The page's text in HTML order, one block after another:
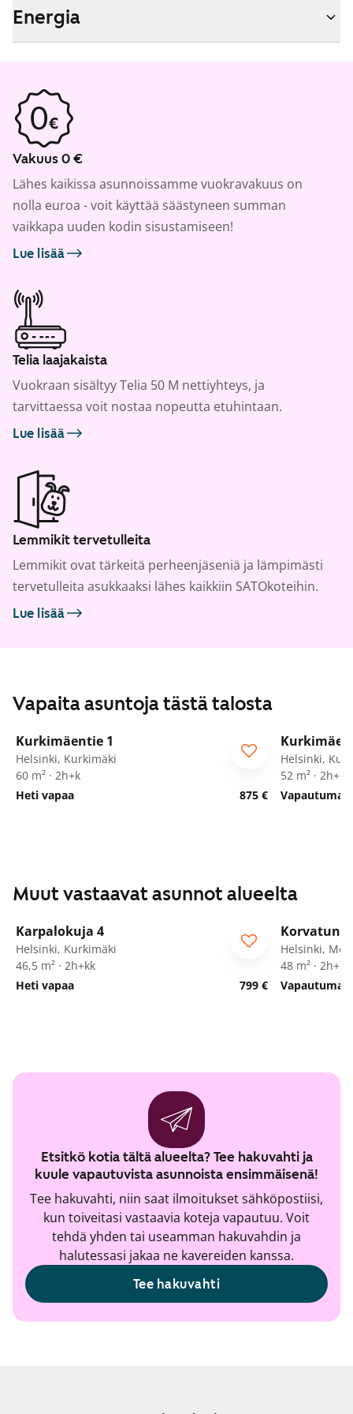
Energia
Vakuus 0 €
Lähes kaikissa asunnoissamme vuokravakuus on
nolla euroa - voit käyttää säästyneen summan
vaikkapa uuden kodin sisustamiseen!
Lue lisää
Telia laajakaista
Vuokraan sisältyy Telia 50 M nettiyhteys, ja
tarvittaessa voit nostaa nopeutta etuhintaan.
Lue lisää
Lemmikit tervetulleita
Lemmikit ovat tärkeitä perheenjäseniä ja lämpimästi
tervetulleita asukkaaksi lähes kaikkiin SATOkoteihin.
Lue lisää
Vapaita asuntoja tästä talosta
/13
Kurkimäentie 1
Helsinki, Kurkimäki
60 m² · 2h+k
Heti vapaa
875 €
Helsinki,
52 m² · 2h+kk
Muut vastaavat asunnot alueelta
Karpalokuja 4
Helsinki, Kurkimäki
46,5 m² · 2h+kk
Heti vapaa
799 €
Seniorille
Helsinki,
48 m² · 2h+kk
Etsitkö kotia tältä alueelta? Tee hakuvahti ja
kuule vapautuvista asunnoista ensimmäisenä!
Tee hakuvahti, niin saat ilmoitukset sähköpostiisi,
kun toiveitasi vastaavia koteja vapautuu. Voit
tehdä yhden tai useamman hakuvahdin ja
halutessasi jakaa ne kavereiden kanssa.
Tee hakuvahti